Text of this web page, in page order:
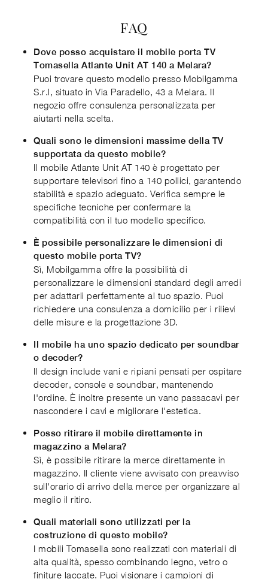
FAQ
Dove posso acquistare il mobile porta TV
Tomasella Atlante Unit AT 140 a Melara?
Puoi trovare questo modello presso Mobilgamma
S.r.l, situato in Via Paradello, 43 a Melara. Il
negozio offre consulenza personalizzata per
aiutarti nella scelta.
Quali sono le dimensioni massime della TV
supportata da questo mobile?
Il mobile Atlante Unit AT 140 è progettato per
supportare televisori fino a 140 pollici, garantendo
stabilità e spazio adeguato. Verifica sempre le
specifiche tecniche per confermare la
compatibilità con il tuo modello specifico.
È possibile personalizzare le dimensioni di
questo mobile porta TV?
Sì, Mobilgamma offre la possibilità di
personalizzare le dimensioni standard degli arredi
per adattarli perfettamente al tuo spazio. Puoi
richiedere una consulenza a domicilio per i rilievi
delle misure e la progettazione 3D.
Il mobile ha uno spazio dedicato per soundbar
o decoder?
Il design include vani e ripiani pensati per ospitare
decoder, console e soundbar, mantenendo
l'ordine. È inoltre presente un vano passacavi per
nascondere i cavi e migliorare l'estetica.
Posso ritirare il mobile direttamente in
magazzino a Melara?
Sì, è possibile ritirare la merce direttamente in
magazzino. Il cliente viene avvisato con preavviso
sull'orario di arrivo della merce per organizzare al
meglio il ritiro.
Quali materiali sono utilizzati per la
costruzione di questo mobile?
I mobili Tomasella sono realizzati con materiali di
alta qualità, spesso combinando legno, vetro o
finiture laccate. Puoi visionare i campioni di